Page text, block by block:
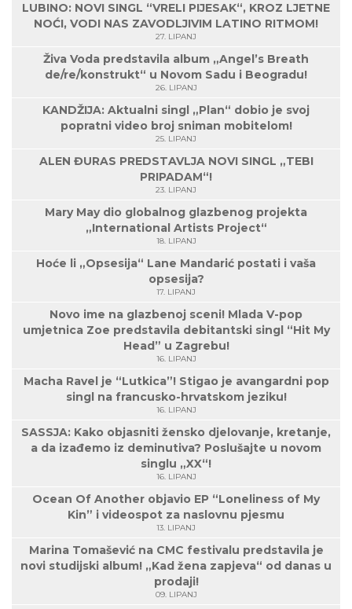
LUBINO: NOVI SINGL “VRELI PIJESAK“, KROZ LJETNE
NOĆI, VODI NAS ZAVODLJIVIM LATINO RITMOM!
27. LIPANJ
Živa Voda predstavila album „Angel’s Breath
de/re/konstrukt“ u Novom Sadu i Beogradu!
26. LIPANJ
KANDŽIJA: Aktualni singl „Plan“ dobio je svoj
popratni video broj sniman mobitelom!
25. LIPANJ
ALEN ĐURAS PREDSTAVLJA NOVI SINGL „TEBI
PRIPADAM“!
23. LIPANJ
Mary May dio globalnog glazbenog projekta
„International Artists Project“
18. LIPANJ
Hoće li „Opsesija“ Lane Mandarić postati i vaša
opsesija?
17. LIPANJ
Novo ime na glazbenoj sceni! Mlada V-pop
umjetnica Zoe predstavila debitantski singl “Hit My
Head” u Zagrebu!
16. LIPANJ
Macha Ravel je “Lutkica”! Stigao je avangardni pop
singl na francusko-hrvatskom jeziku!
16. LIPANJ
SASSJA: Kako objasniti žensko djelovanje, kretanje,
a da izađemo iz deminutiva? Poslušajte u novom
singlu „XX“!
16. LIPANJ
Ocean Of Another objavio EP “Loneliness of My
Kin” i videospot za naslovnu pjesmu
13. LIPANJ
Marina Tomašević na CMC festivalu predstavila je
novi studijski album! „Kad žena zapjeva“ od danas u
prodaji!
09. LIPANJ